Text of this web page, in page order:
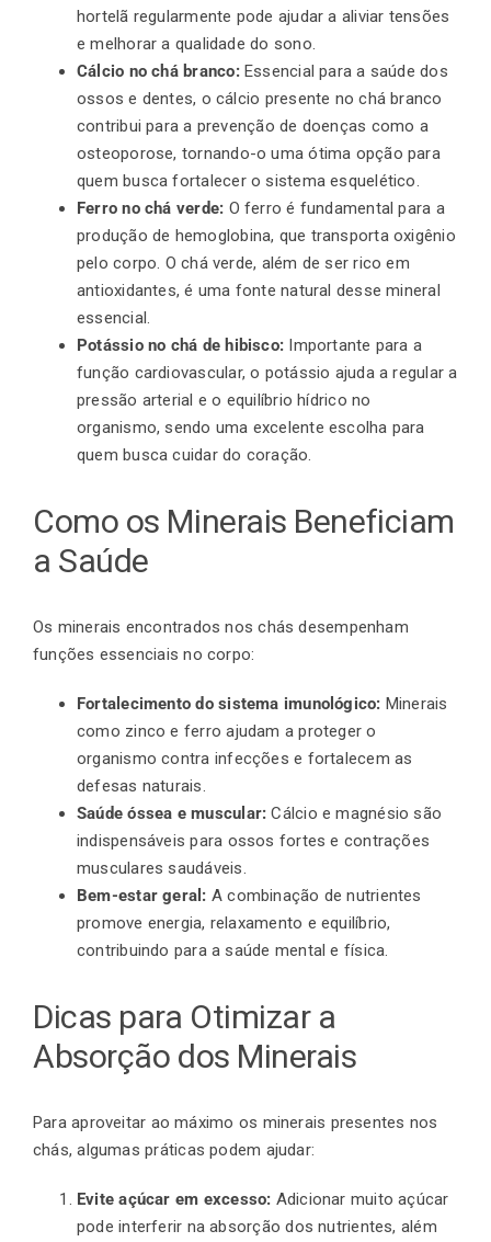
hortelã regularmente pode ajudar a aliviar tensões
e melhorar a qualidade do sono.
Cálcio no chá branco:Essencial para a saúde dos
ossos e dentes, o cálcio presente no chá branco
contribui para a prevenção de doenças como a
osteoporose, tornando-o uma ótima opção para
quem busca fortalecer o sistema esquelético.
Ferro no chá verde: O ferro é fundamental para a
produção de hemoglobina, que transporta oxigênio
pelo corpo. O chá verde, além de ser rico em
antioxidantes, é uma fonte natural desse mineral
essencial.
Potássio no chá de hibisco: Importante para a
função cardiovascular, o potássio ajuda a regular a
pressão arterial e o equilíbrio hídrico no
organismo, sendo uma excelente escolha para
quem busca cuidar do coração.
Como os Minerais Beneficiam
a Saúde
Os minerais encontrados nos chás desempenham
funções essenciais no corpo:
Fortalecimento do sistema imunológico: Minerais
como zinco e ferro ajudam a proteger o
organismo contra infecções e fortalecem as
defesas naturais.
Saúde óssea e muscular: Cálcio e magnésio são
indispensáveis para ossos fortes e contrações
musculares saudáveis.
Bem-estar geral: A combinação de nutrientes
promove energia, relaxamento e equilíbrio,
contribuindo para a saúde mental e física.
Dicas para Otimizar a
Absorção dos Minerais
Para aproveitar ao máximo os minerais presentes nos
chás, algumas práticas podem ajudar:
Evite açúcar em excesso: Adicionar muito açúcar
pode interferir na absorção dos nutrientes, além